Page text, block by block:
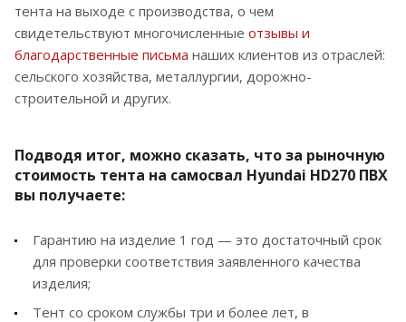
тента на выходе с производства, о чем
свидетельствуют многочисленные отзывы и
благодарственные письма наших клиентов из отраслей:
сельского хозяйства, металлургии, дорожно-
строительной и других.
Подводя итог, можно сказать, что за рыночную
стоимость тента на самосвал Hyundai HD270 ПВХ
вы получаете:
Гарантию на изделие 1 год — это достаточный срок
для проверки соответствия заявленного качества
изделия;
Тент со сроком службы три и более лет, в